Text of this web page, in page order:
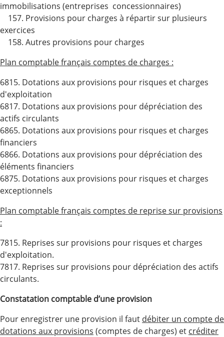
immobilisations (entreprises concessionnaires)
157. Provisions pour charges à répartir sur plusieurs
exercices
158. Autres provisions pour charges
Plan comptable français comptes de charges :
6815. Dotations aux provisions pour risques et charges
d'exploitation
6817. Dotations aux provisions pour dépréciation des
actifs circulants
6865. Dotations aux provisions pour risques et charges
financiers
6866. Dotations aux provisions pour dépréciation des
éléments financiers
6875. Dotations aux provisions pour risques et charges
exceptionnels
Plan comptable français comptes de reprise sur provisions
:
7815. Reprises sur provisions pour risques et charges
d'exploitation.
7817. Reprises sur provisions pour dépréciation des actifs
circulants.
Constatation comptable d’une provision
Pour enregistrer une provision il faut débiter un compte de
dotations aux provisions (comptes de charges) et créditer